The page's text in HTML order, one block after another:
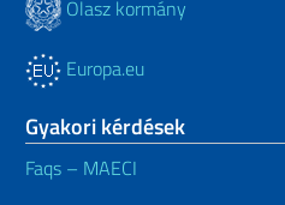
Olasz kormány
Europa.eu
Gyakori kérdések
Faqs – MAECI